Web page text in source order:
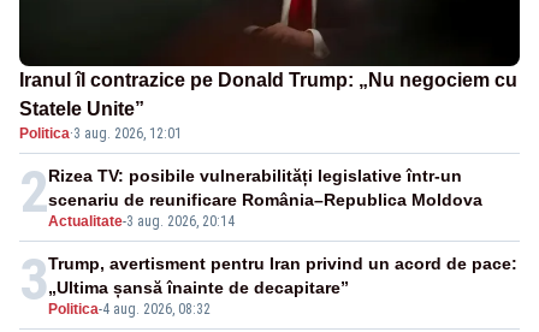
Iranul îl contrazice pe Donald Trump: „Nu negociem cu
Statele Unite”
Politica·3 aug. 2026, 12:01
2Actualitate-3 aug. 2026, 20:14
Rizea TV: posibile vulnerabilități legislative într-un
scenariu de reunificare România–Republica Moldova
3 Politica-4 aug. 2026, 08:32
Trump, avertisment pentru Iran privind un acord de pace:
„Ultima șansă înainte de decapitare”